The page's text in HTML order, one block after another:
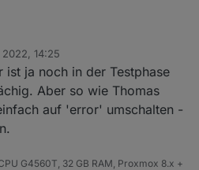
für den coolen Adapter. Unser
läuft nun auch damit.
Adapter "müllt" ziemlich mein Log
dass der Adapter weniger
2022, 14:25
ist ja noch in der Testphase
Aber so wie Thomas
auf 'error' umschalten -
G4560T, 32 GB RAM, Proxmox 8.x +